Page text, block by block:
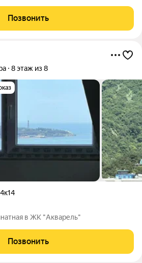
Позвонить
8 этаж из 8
4к14
в ЖК "Акварель"
Позвонить